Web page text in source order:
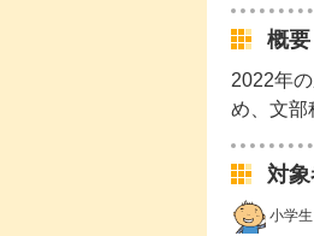
概要
2022年
め、文部
対
小学生